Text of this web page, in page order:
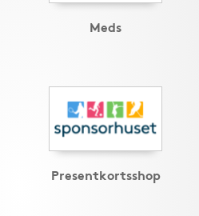
Meds
Presentkortsshop